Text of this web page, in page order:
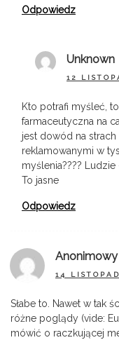
Odpowiedz
Unknown
12
Kto potrafi myśleć,
farmaceutyczna na
jest dowód na
reklamowanymi w
myślenia???? Ludzie
To jasne
Odpowiedz
Anonimowy
14
Słabe to. Nawet w tak
różne poglądy (vide:
mówić o raczkującej